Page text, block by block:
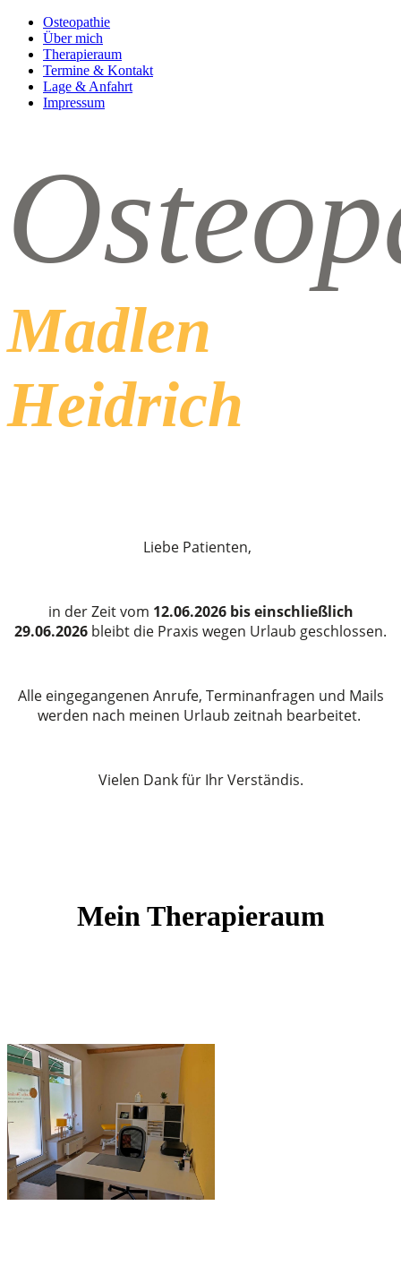
Osteopathie
Über mich
Therapieraum
Termine & Kontakt
Lage & Anfahrt
Impressum
Oste
Madlen
Heidrich
Liebe Patienten,
in der Zeitvom 12.06.2026 bis einschließlich
29.06.2026 bleibt die Praxis wegen Urlaub geschlossen.
Alle eingegangenen Anrufe, Terminanfragen und Mails
werden nach meinen Urlaub zeitnah bearbeitet.
Vielen Dank für Ihr Verständis.
Mein Therapieraum